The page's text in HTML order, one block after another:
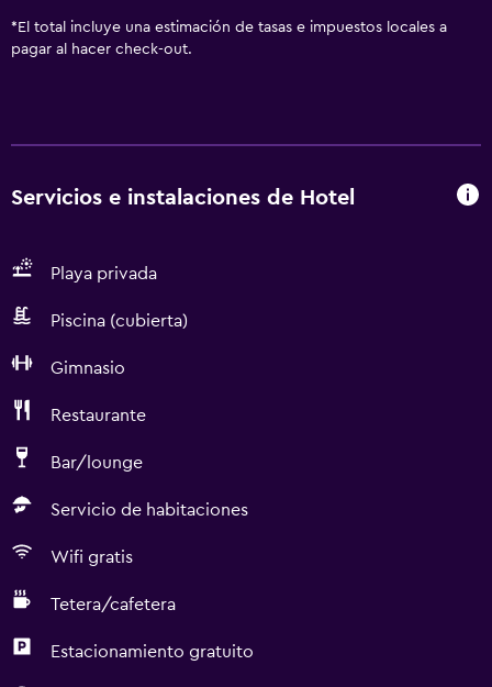
* El total incluye una estimación de tasas e impuestos locales a
pagar al hacer check-out.
Servicios e instalaciones de Hotel
Playa privada
Piscina (cubierta)
Gimnasio
Restaurante
Bar/lounge
Servicio de habitaciones
Wifi gratis
Tetera/cafetera
Estacionamiento gratuito